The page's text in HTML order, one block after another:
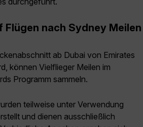
Flügen nach Sydney Meilen
ab Dubai von Emirates
können Vielflieger Meilen im
Programm sammeln.
teilweise unter Verwendung
und dienen ausschließlich